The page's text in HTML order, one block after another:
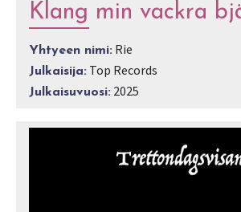
Klang min vackra
Yhtyeen nimi: Rie
Julkaisija: Top Records
Julkaisuvuosi: 2025